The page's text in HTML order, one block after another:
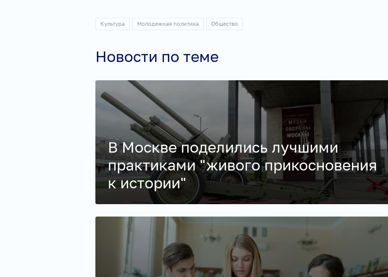
Культура Молодежная политика Общество
Новости по теме
В Москве поделились лучшими
практиками "живого прикосновения
к истории"